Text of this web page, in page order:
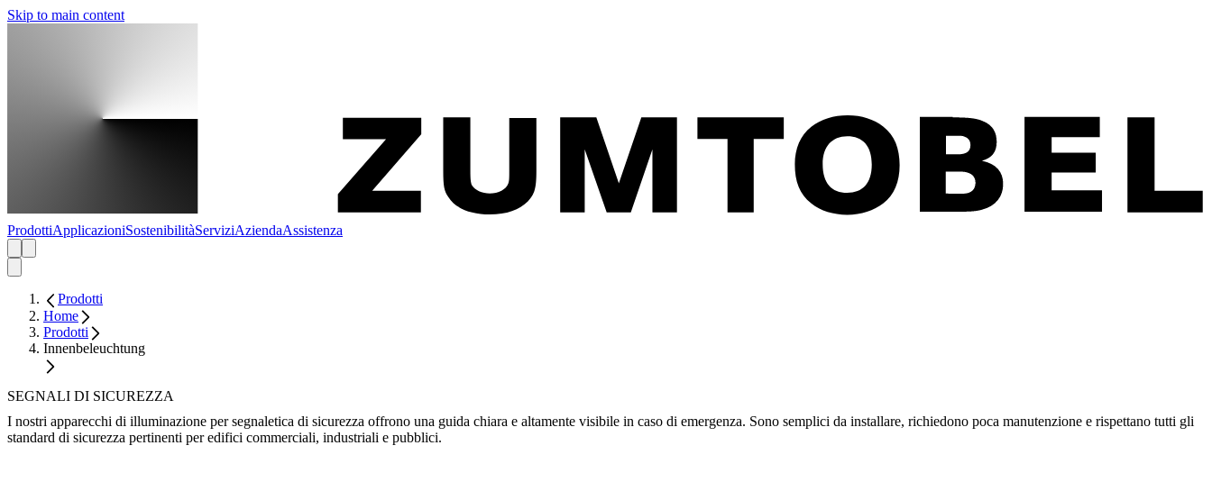
Skip to main content
ProdottiApplicazioniSostenibilitàServiziAziendaAssistenza
Prodotti
Home
Prodotti
Innenbeleuchtung
SEGNALI DI SICUREZZA
I nostri apparecchi di illuminazione per segnaletica di sicurezza offrono una guida chiara e altamente visibile in caso di emergenza. Sono semplici da installare, richiedono poca manutenzione e rispettano tutti gli
standard di sicurezza pertinenti per edifici commerciali, industriali e pubblici.